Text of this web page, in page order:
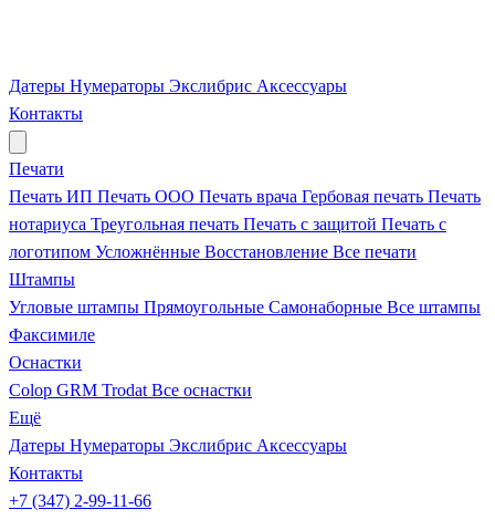
Датеры Нумераторы Экслибрис Аксессуары
Контакты
Печати
Печать ИП Печать ООО Печать врача Гербовая печать Печать
нотариуса Треугольная печать Печать с защитой Печать с
логотипом Усложнённые Восстановление Все печати
Штампы
Угловые штампы Прямоугольные Самонаборные Все штампы
Факсимиле
Оснастки
Colop GRM Trodat Все оснастки
Ещё
Датеры Нумераторы Экслибрис Аксессуары
Контакты
+7 (347) 2-99-11-66